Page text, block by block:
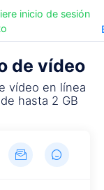
inicio de sesión
de vídeo
vídeo en línea
hasta 2 GB